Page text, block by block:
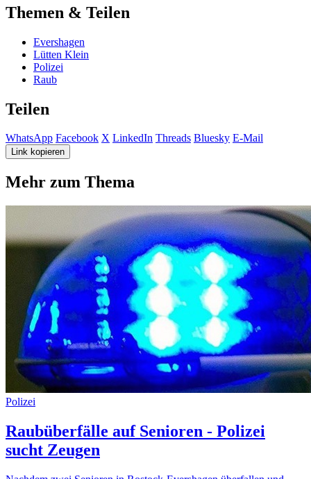
Themen & Teilen
Evershagen
Lütten Klein
Polizei
Raub
Teilen
WhatsApp Facebook X LinkedIn Threads Bluesky E-Mail
Link kopieren
Mehr zum Thema
Polizei
Raubüberfälle auf Senioren - Polizei
sucht Zeugen